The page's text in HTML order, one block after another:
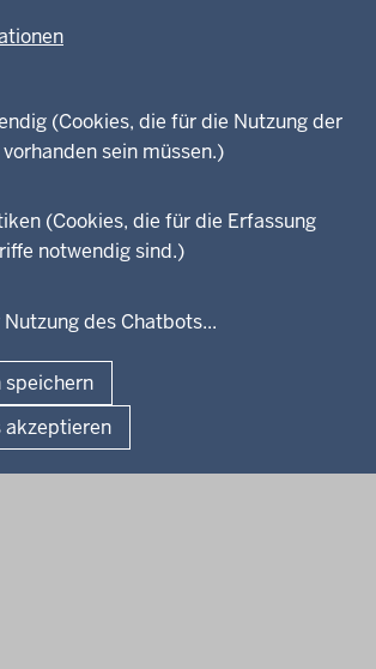
(Cookies, die für die Nutzung der
sein müssen.)
(Cookies, die für die Erfassung
notwendig sind.)
des Chatbots...
speichern
akzeptieren
BEKANNTMACHUNGEN
Anlagen
Köln
Lizenzbedingungen Geobasis NRW
Kontakt